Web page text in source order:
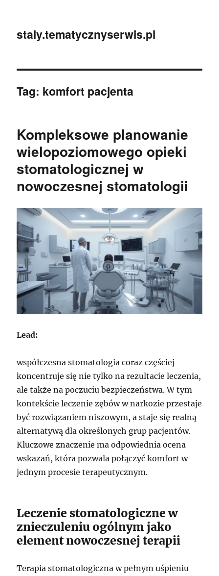
staly.tematycznyserwis.pl
Tag: komfort pacjenta
Kompleksowe planowanie
wielopoziomowego opieki
stomatologicznej w
nowoczesnej stomatologii
Lead:
współczesna stomatologia coraz częściej
koncentruje się nie tylko na rezultacie leczenia,
ale także na poczuciu bezpieczeństwa. W tym
kontekście leczenie zębów w narkozie przestaje
być rozwiązaniem niszowym, a staje się realną
alternatywą dla określonych grup pacjentów.
Kluczowe znaczenie ma odpowiednia ocena
wskazań, która pozwala połączyć komfort w
jednym procesie terapeutycznym.
Leczenie stomatologiczne w
znieczuleniu ogólnym jako
element nowoczesnej terapii
Terapia stomatologiczna w pełnym uśpieniu